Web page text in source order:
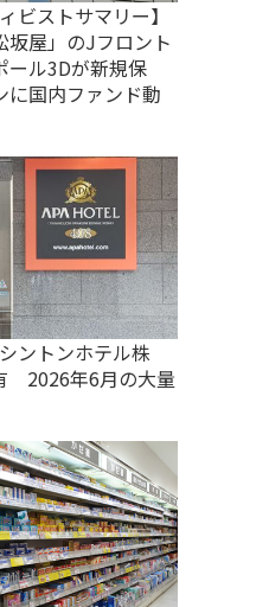
ビストサマリー】
坂屋」のJフロント
ール3Dが新規保
に国内ファンド動
ントンホテル株
2026年6月の大量